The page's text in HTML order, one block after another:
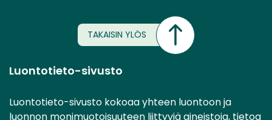
TAKAISIN YLÖS
Luontotieto-sivusto
Luontotieto-sivusto kokoaa yhteen luontoon ja
luonnon monimuotoisuuteen liittyviä aineistoja, tietoa